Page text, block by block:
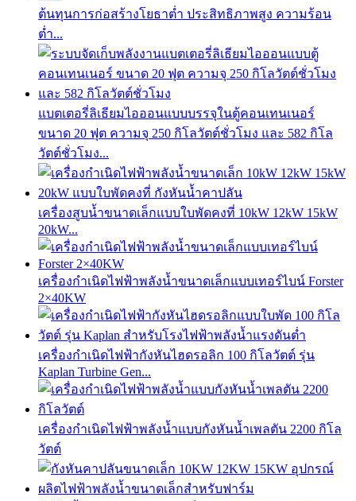
ต้นทุนการก่อสร้างโยธาต่ำ ประสิทธิภาพสูง ความร้อน
ต่ำ...
แบตเตอรี่ลิเธียมไอออนแบบบรรจุในตู้คอนเทนเนอร์
ขนาด 20 ฟุต ความจุ 250 กิโลวัตต์ชั่วโมง และ 582 กิโล
วัตต์ชั่วโมง...
เครื่องสูบน้ำขนาดเล็กแบบใบพัดคงที่ 10kW 12kW 15kW
20kW...
เครื่องกำเนิดไฟฟ้าพลังน้ำขนาดเล็กแบบเทอร์ไบน์ Forster
2×40KW
เครื่องกำเนิดไฟฟ้ากังหันไฮดรอลิก 100 กิโลวัตต์ รุ่น
Kaplan Turbine Gen...
เครื่องกำเนิดไฟฟ้าพลังน้ำแบบกังหันน้ำเพลตัน 2200 กิโล
วัตต์